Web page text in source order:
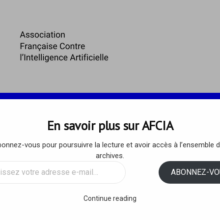
– « Cher Cédric Villani, je
dire …
2 COMMENTS
En savoir plus sur AFCIA
vous pour poursuivre la lecture et avoir accès à l’ensemble
archives.
ABONNEZ-
Continue reading